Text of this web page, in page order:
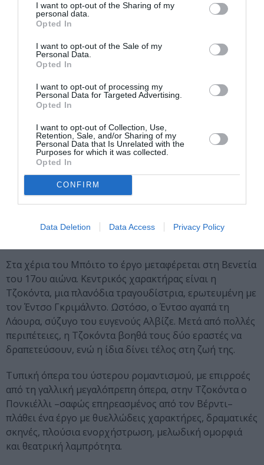
I want to opt-out of the Sharing of my
personal data.
Opted In
I want to opt-out of the Sale of my
Personal Data.
Opted In
I want to opt-out of processing my
Personal Data for Targeted Advertising.
Opted In
I want to opt-out of Collection, Use,
Retention, Sale, and/or Sharing of my
Personal Data that Is Unrelated with the
Purposes for which it was collected.
Opted In
CONFIRM
Data Deletion Data Access Privacy Policy
όχι μόνο γιατί πραγματεύεται μια δραματική ιστορία
ενός μεγάλου ανεκπλήρωτου έρωτα και αυτοθυσίας,
αλλά και γιατί είναι πλούσια σε μοναδικές μελωδίες,
διάσημες άριες και υπέροχα χορωδιακά μέρη. Και
φυσικά γιατί συμπεριλαμβάνει και ένα από τα πιο
διάσημα μπαλέτα όλων των εποχών, τον «χορό των
ωρών», με μια μελωδία που όλοι γνωρίζουμε, καθώς
πέρασε στην ποπ κουλτούρα όταν χρησιμοποιήθηκε το
1940 στην ταινία του Ντίσνεϋ Φαντασία. Η παγκόσμια
πρεμιέρα του έργου δόθηκε το 1876 στη Σκάλα του
Μιλάνου με τεράστια επιτυχία, αντίστοιχη με την Αΐντα
και τον Οθέλλο του Βέρντι που γράφτηκαν την ίδια
δεκαετία. Το λιμπρέτο έγραψε ο Τόμπια Γκόρριο,
προφανώς αναγραμματισμός και ψευδώνυμο του
βασίζεται στο έργο του Βικτόρ Ουγκό Άγγελος,
Στα χέρια του Μπόιτο το έργο μεταφέρεται στη Βενετία
του 17ου αιώνα. Κεντρικός χαρακτήρας είναι η
Τζοκόντα, μια πλανόδια τραγουδίστρια, ερωτευμένη με
τον Έντσο Γκριμάλντο. Ωστόσο, ο Έντσο αγαπά τη
Λάουρα, σύζυγο του ευγενούς Αλβίζε. Μετά από πολλές
περιπέτειες, η Τζοκόντα βοηθά τους δύο εραστές να
δραπετεύσουν, ενώ η ίδια δίνει τέλος στη ζωή της.
Τυπική όπερα του ύστερου ρομαντισμού, με επιρροές
από τη γαλλική μεγαλόπρεπη όπερα, στην Τζοκόντα ο
Πονκιέλλι –σαφώς επηρεασμένος από τον Βέρντι–
πλάθει ένα έργο με θυελλώδεις χαρακτήρες, δραματικές
σκηνές, πλούσια ενορχήστρωση, μελωδική ομορφιά
και θεατρική λαμπρότητα.